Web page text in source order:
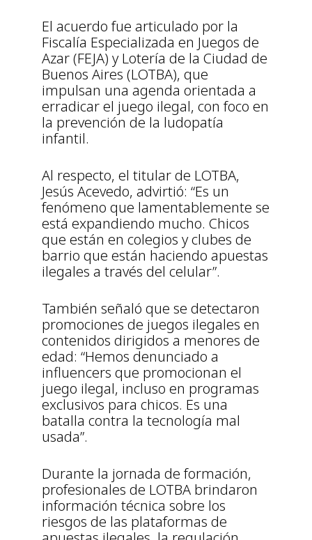
El acuerdo fue articulado por la
Fiscalía Especializada en Juegos de
Azar (FEJA) y Lotería de la Ciudad de
Buenos Aires (LOTBA), que
impulsan una agenda orientada a
erradicar el juego ilegal, con foco en
la prevención de la ludopatía
infantil.
Al respecto, el titular de LOTBA,
Jesús Acevedo, advirtió: “Es un
fenómeno que lamentablemente se
está expandiendo mucho. Chicos
que están en colegios y clubes de
barrio que están haciendo apuestas
ilegales a través del celular”.
También señaló que se detectaron
promociones de juegos ilegales en
contenidos dirigidos a menores de
edad: “Hemos denunciado a
influencers que promocionan el
juego ilegal, incluso en programas
exclusivos para chicos. Es una
batalla contra la tecnología mal
usada”.
Durante la jornada de formación,
profesionales de LOTBA brindaron
información técnica sobre los
riesgos de las plataformas de